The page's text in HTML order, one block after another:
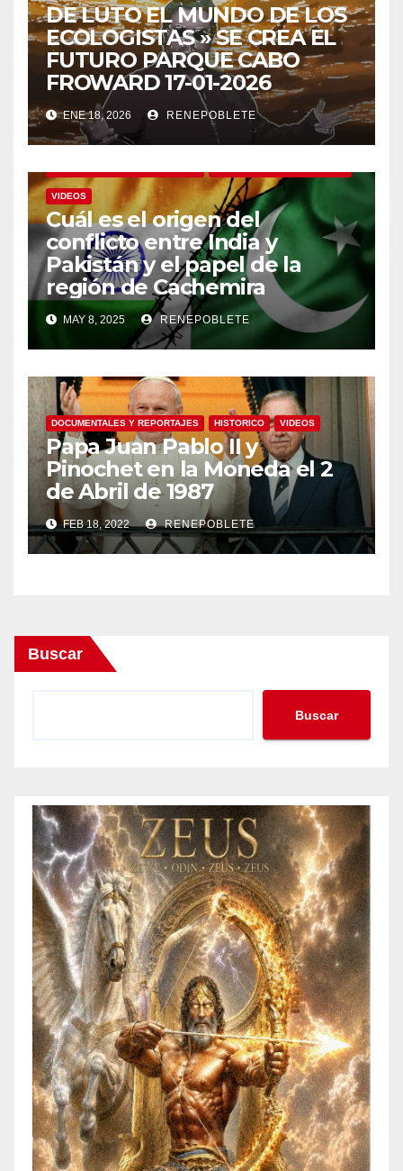
DE LUTO EL MUNDO DE LOS
ECOLOGISTAS » SE CREA EL
FUTURO PARQUE CABO
FROWARD 17-01-2026
ENE 18, 2026 RENEPOBLETE
VIDEOS
Cuál es el origen del
conflicto entre India y
Pakistán y el papel de la
región de Cachemira
MAY 8, 2025 RENEPOBLETE
DOCUMENTALES Y REPORTAJES HISTORICO VIDEOS
Papa Juan Pablo II y
Pinochet en la Moneda el 2
de Abril de 1987
FEB 18, 2022 RENEPOBLETE
Buscar
Buscar